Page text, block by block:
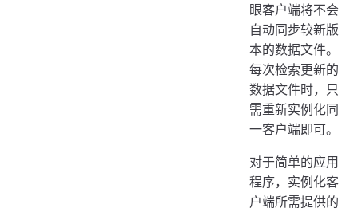
眼客户端将不会
自动同步较新版
本的数据文件。
每次检索更新的
数据文件时，只
需重新实例化同
一客户端即可。
对于简单的应用
程序，实例化客
户端所需提供的